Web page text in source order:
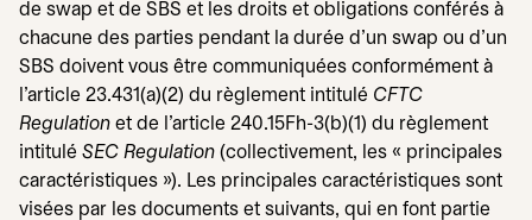
de swap et de SBS et les droits et obligations conférés à
chacune des parties pendant la durée d'un swap ou d'un
SBS doivent vous être communiquées conformément à
l'article 23.431(a)(2) du règlement intitulé CFTC
Regulation et de l'article 240.15Fh-3(b)(1) du règlement
intitulé SEC Regulation (collectivement, les « principales
caractéristiques »). Les principales caractéristiques sont
visées par les documents et suivants, qui en font partie